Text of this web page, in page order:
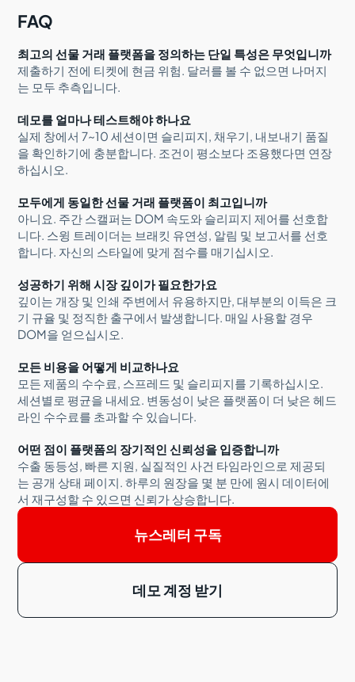
FAQ
최고의 선물 거래 플랫폼을 정의하는 단일 특성은 무엇입니까
제출하기 전에 티켓에 현금 위험. 달러를 볼 수 없으면 나머지
는 모두 추측입니다.
데모를 얼마나 테스트해야 하나요
실제 창에서 7~10 세션이면 슬리피지, 채우기, 내보내기 품질
을 확인하기에 충분합니다. 조건이 평소보다 조용했다면 연장
하십시오.
모두에게 동일한 선물 거래 플랫폼이 최고입니까
아니요. 주간 스캘퍼는 DOM 속도와 슬리피지 제어를 선호합
니다. 스윙 트레이더는 브래킷 유연성, 알림 및 보고서를 선호
합니다. 자신의 스타일에 맞게 점수를 매기십시오.
성공하기 위해 시장 깊이가 필요한가요
깊이는 개장 및 인쇄 주변에서 유용하지만, 대부분의 이득은 크
기 규율 및 정직한 출구에서 발생합니다. 매일 사용할 경우
DOM을 얻으십시오.
모든 비용을 어떻게 비교하나요
모든 제품의 수수료, 스프레드 및 슬리피지를 기록하십시오.
세션별로 평균을 내세요. 변동성이 낮은 플랫폼이 더 낮은 헤드
라인 수수료를 초과할 수 있습니다.
어떤 점이 플랫폼의 장기적인 신뢰성을 입증합니까
수출 동등성, 빠른 지원, 실질적인 사건 타임라인으로 제공되
는 공개 상태 페이지. 하루의 원장을 몇 분 만에 원시 데이터에
서 재구성할 수 있으면 신뢰가 상승합니다.
뉴스레터 구독
데모 계정 받기